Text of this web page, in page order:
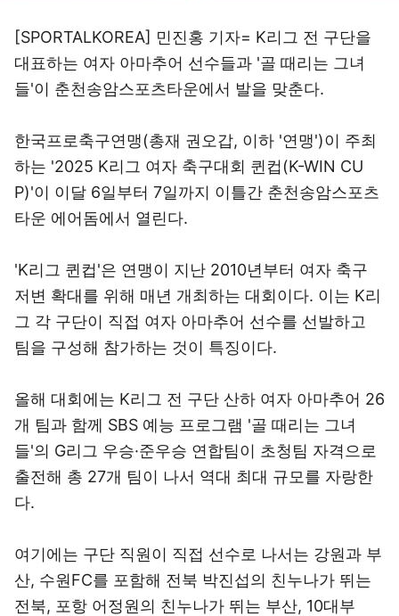
[SPORTALKOREA] 민진홍 기자= K리그 전 구단을
대표하는 여자 아마추어 선수들과 '골 때리는 그녀
들'이 춘천송암스포츠타운에서 발을 맞춘다.
한국프로축구연맹(총재 권오갑, 이하 '연맹')이 주최
하는 '2025 K리그 여자 축구대회 퀸컵(K-WIN CU
P)'이 이달 6일부터 7일까지 이틀간 춘천송암스포츠
타운 에어돔에서 열린다.
'K리그 퀸컵'은 연맹이 지난 2010년부터 여자 축구
저변 확대를 위해 매년 개최하는 대회이다. 이는 K리
그 각 구단이 직접 여자 아마추어 선수를 선발하고
팀을 구성해 참가하는 것이 특징이다.
올해 대회에는 K리그 전 구단 산하 여자 아마추어 26
개 팀과 함께 SBS 예능 프로그램 '골 때리는 그녀
들'의 G리그 우승·준우승 연합팀이 초청팀 자격으로
출전해 총 27개 팀이 나서 역대 최대 규모를 자랑한
다.
여기에는 구단 직원이 직접 선수로 나서는 강원과 부
산, 수원FC를 포함해 전북 박진섭의 친누나가 뛰는
전북, 포항 어정원의 친누나가 뛰는 부산, 10대부